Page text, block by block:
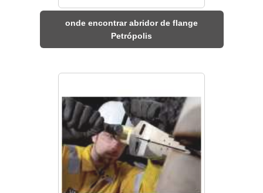
onde encontrar abridor de flange
Petrópolis